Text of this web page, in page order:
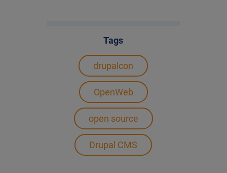
Tags
drupalcon
OpenWeb
open source
Drupal CMS